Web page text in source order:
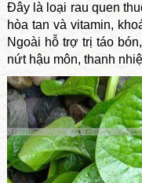
Đây là loại rau quen
hòa tan và vitamin,
Ngoài hỗ trợ trị táo
nứt hậu môn, thanh